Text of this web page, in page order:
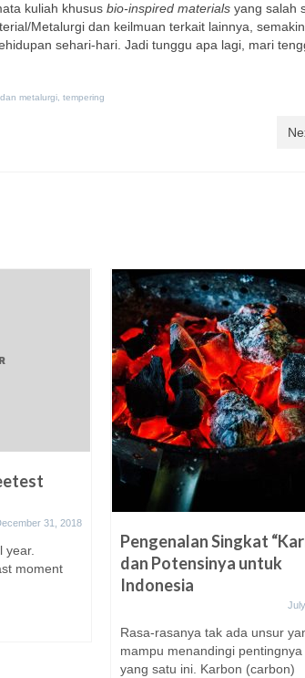
kuliah khusus bio-inspired materials yang salah
Metalurgi dan keilmuan terkait lainnya,
sehari-hari. Jadi tunggu apa lagi, mari
metalurgi, tempering
31, 2018
year.
moment
Pengenalan Singkat
dan Potensinya untuk
Indonesia
Rasa-rasanya tak ada unsur
mampu menandingi
yang satu ini. Karbon (carbon)